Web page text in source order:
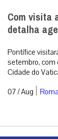
Com visita
detalha
Pontífice
setembro, com
Cidade do
07 / Aug | Roma